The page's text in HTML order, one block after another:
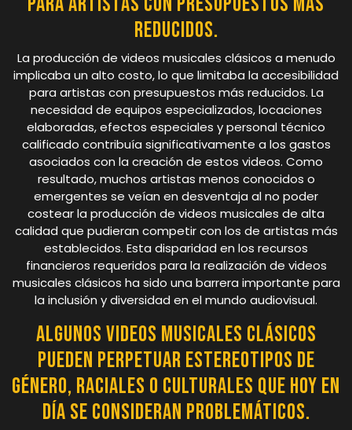
reducidos.
La producción de videos musicales clásicos a menudo
implicaba un alto costo, lo que limitaba la accesibilidad
para artistas con presupuestos más reducidos. La
necesidad de equipos especializados, locaciones
elaboradas, efectos especiales y personal técnico
calificado contribuía significativamente a los gastos
asociados con la creación de estos videos. Como
resultado, muchos artistas menos conocidos o
emergentes se veían en desventaja al no poder
costear la producción de videos musicales de alta
calidad que pudieran competir con los de artistas más
establecidos. Esta disparidad en los recursos
financieros requeridos para la realización de videos
musicales clásicos ha sido una barrera importante para
la inclusión y diversidad en el mundo audiovisual.
Algunos videos musicales clásicos
pueden perpetuar estereotipos de
género, raciales o culturales que hoy en
día se consideran problemáticos.